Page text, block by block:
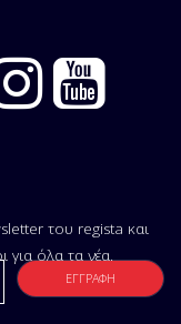
του regista και
για όλα τα νέα.